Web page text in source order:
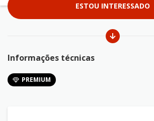
ESTOU INTERESSADO
Informações técnicas
PREMIUM